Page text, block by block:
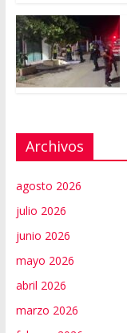
Archivos
agosto 2026
julio 2026
junio 2026
mayo 2026
abril 2026
marzo 2026